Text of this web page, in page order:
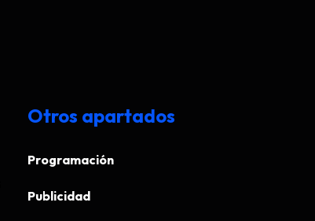
Otros apartados
Programación
Publicidad